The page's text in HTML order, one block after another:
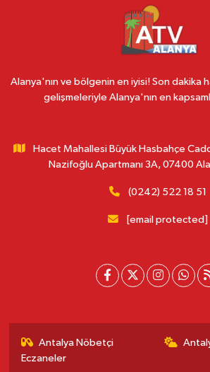
Alanya'nın ve bölgenin en iyisi! Son dakika
gelişmeleriyle Alanya'nın en
Hacet Mahallesi Büyük Hasbahçe
Nazifoğlu Apartmanı 3A, 07400
(0242) 522 18 51
[email protected]
Antalya Nöbetçi
Eczaneler